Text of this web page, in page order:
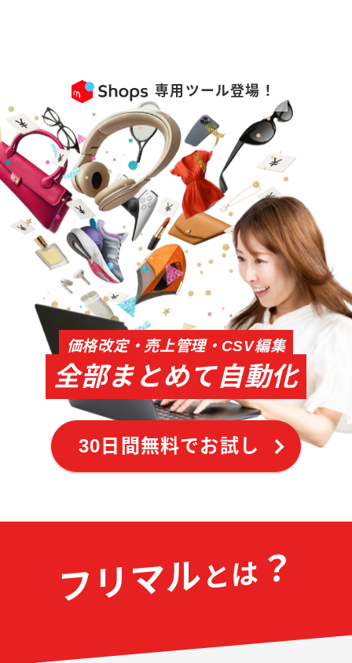
専用ツール登場！
価格改定・売上管理・CSV編集
全部まとめて自動化
30日間無料でお試し
フリマルとは ？